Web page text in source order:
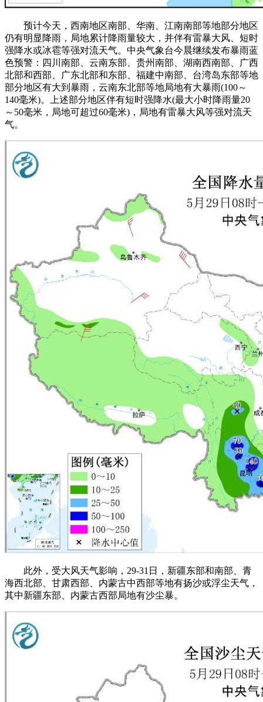
预计今天，西南地区南部、华南、江南南部等地部分地区
仍有明显降雨，局地累计降雨量较大，并伴有雷暴大风、短时
强降水或冰雹等强对流天气。中央气象台今晨继续发布暴雨蓝
色预警：四川南部、云南东部、贵州南部、湖南西南部、广西
北部和西部、广东北部和东部、福建中南部、台湾岛东部等地
部分地区有大到暴雨，云南东北部等地局地有大暴雨(100～
140毫米)。上述部分地区伴有短时强降水(最大小时降雨量20
～50毫米，局地可超过60毫米)，局地有雷暴大风等强对流天
气。
此外，受大风天气影响，29-31日，新疆东部和南部、青
海西北部、甘肃西部、内蒙古中西部等地有扬沙或浮尘天气，
其中新疆东部、内蒙古西部局地有沙尘暴。